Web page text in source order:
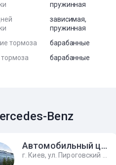
пружинная
зависимая,
пружинная
тормоза
барабанные
барабанные
Benz
Автомобильный центр АТЛАНТ